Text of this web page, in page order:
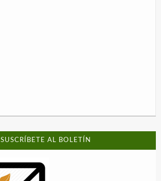
SUSCRÍBETE AL BOLETÍN